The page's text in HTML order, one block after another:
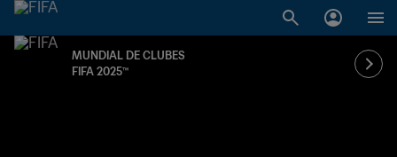
MUNDIAL DE CLUBES
FIFA 2025™